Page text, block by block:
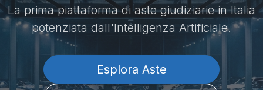
La prima piattaforma di aste giudiziarie in Italia
potenziata dall'Intelligenza Artificiale.
Esplora Aste